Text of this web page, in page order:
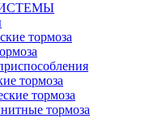
тормоза
тормоза
тормоза
тормоза